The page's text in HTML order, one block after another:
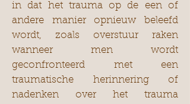
in dat het trauma op de een of
andere manier opnieuw beleefd
wordt, zoals overstuur raken
wanneer men wordt
geconfronteerd met een
traumatische herinnering of
nadenken over het trauma